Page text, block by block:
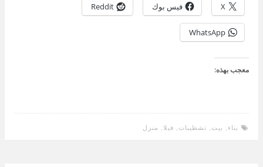
X فيس بوك Reddit
WhatsApp
معجب بهذه:
بناء , بيت , تشطيبات , فيلا , منزل